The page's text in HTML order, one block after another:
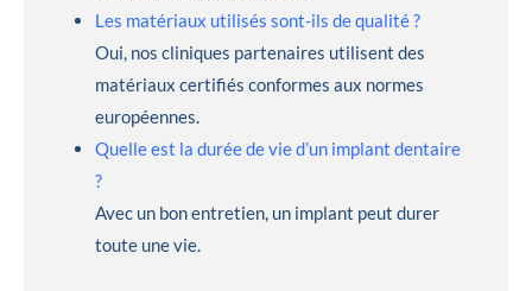
Les matériaux utilisés sont-ils de qualité ?
Oui, nos cliniques partenaires utilisent des
matériaux certifiés conformes aux normes
européennes.
Quelle est la durée de vie d’un implant dentaire
?
Avec un bon entretien, un implant peut durer
toute une vie.